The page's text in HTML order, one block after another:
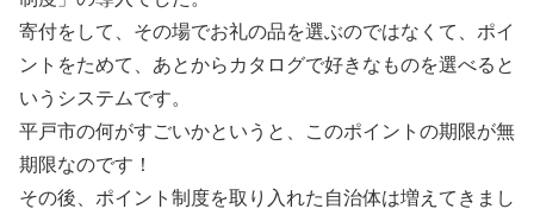
寄付をして、その場でお礼の品を選ぶのではなくて、 ポイ
ントをためて、あとからカタログで好きなものを選べる と
いうシステムです。
平戸市の何がすごいかというと、このポイントの期限が無
期限なのです！
その後、ポイント制度を取り入れた自治体は増えてきまし